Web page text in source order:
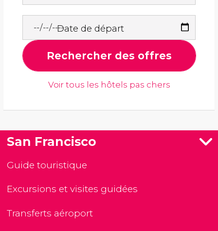
Date de départ
Rechercher des offres
Voir tous les hôtels pas chers
San Francisco
Guide touristique
Excursions et visites guidées
Transferts aéroport